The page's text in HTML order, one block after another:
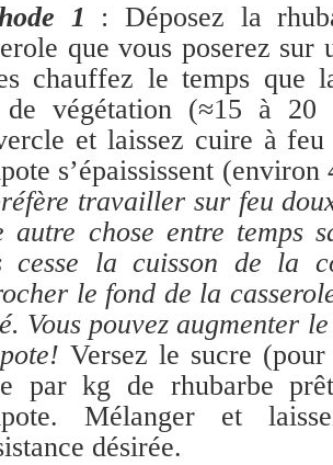
1 : Déposez la
que vous poserez
chauffez le temps que
de végétation (≈15 à 20
et laissez cuire à
s’épaississent
travailler sur feu
autre chose entre temps
cesse la cuisson de la
le fond de la
Vous pouvez augmenter
Versez le sucre
par kg de rhubarbe
Mélanger et
désirée.